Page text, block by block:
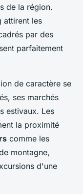
de la région.
attirent les
par des
parfaitement
de caractère se
ses marchés
estivaux. Les
la proximité
comme les
montagne,
d'une